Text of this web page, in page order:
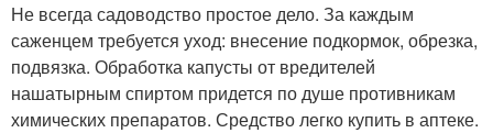
Не всегда садоводство простое дело. За каждым
саженцем требуется уход: внесение подкормок, обрезка,
подвязка. Обработка капусты от вредителей
нашатырным спиртом придется по душе противникам
химических препаратов. Средство легко купить в аптеке.